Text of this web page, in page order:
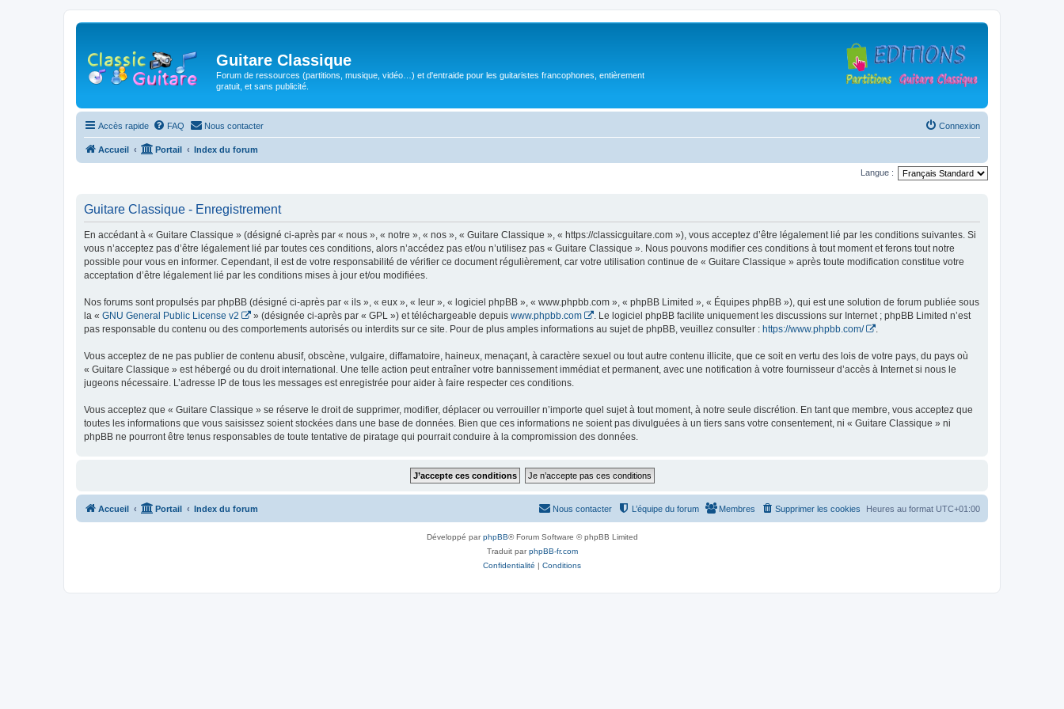
Guitare Classique
Forum de ressources (partitions, musique, vidéo…) et d'entraide pour les guitaristes francophones, entièrement
gratuit, et sans publicité.
Accès rapide FAQ Nous contacter Connexion
Accueil Portail Index du forum
Langue :
Guitare Classique - Enregistrement
En accédant à « Guitare Classique » (désigné ci-après par « nous », « notre », « nos », « Guitare Classique », « https://classicguitare.com »), vous acceptez d’être légalement lié par les conditions suivantes. Si
vous n’acceptez pas d’être légalement lié par toutes ces conditions, alors n’accédez pas et/ou n’utilisez pas « Guitare Classique ». Nous pouvons modifier ces conditions à tout moment et ferons tout notre
possible pour vous en informer. Cependant, il est de votre responsabilité de vérifier ce document régulièrement, car votre utilisation continue de « Guitare Classique » après toute modification constitue votre
acceptation d’être légalement lié par les conditions mises à jour et/ou modifiées.
Nos forums sont propulsés par phpBB (désigné ci-après par « ils », « eux », « leur », « logiciel phpBB », « www.phpbb.com », « phpBB Limited », « Équipes phpBB »), qui est une solution de forum publiée sous
la « GNU General Public License v2 » (désignée ci-après par « GPL ») et téléchargeable depuis www.phpbb.com
. Le logiciel phpBB facilite uniquement les discussions sur Internet ; phpBB Limited n’est
pas responsable du contenu ou des comportements autorisés ou interdits sur ce site. Pour de plus amples informations au sujet de phpBB, veuillez consulter : https://www.phpbb.com/ .
Vous acceptez de ne pas publier de contenu abusif, obscène, vulgaire, diffamatoire, haineux, menaçant, à caractère sexuel ou tout autre contenu illicite, que ce soit en vertu des lois de votre pays, du pays où
« Guitare Classique » est hébergé ou du droit international. Une telle action peut entraîner votre bannissement immédiat et permanent, avec une notification à votre fournisseur d’accès à Internet si nous le
jugeons nécessaire. L’adresse IP de tous les messages est enregistrée pour aider à faire respecter ces conditions.
Vous acceptez que « Guitare Classique » se réserve le droit de supprimer, modifier, déplacer ou verrouiller n’importe quel sujet à tout moment, à notre seule discrétion. En tant que membre, vous acceptez que
toutes les informations que vous saisissez soient stockées dans une base de données. Bien que ces informations ne soient pas divulguées à un tiers sans votre consentement, ni « Guitare Classique » ni
phpBB ne pourront être tenus responsables de toute tentative de piratage qui pourrait conduire à la compromission des données.
Accueil Portail Index du forum Heures au format UTC+01:00
Supprimer les cookies
Membres
L’équipe du forum
Nous contacter
Développé parphpBB® Forum Software © phpBB Limited
Traduit parphpBB-fr.com
Confidentialité | Conditions